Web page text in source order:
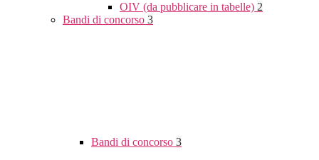
OIV (da pubblicare in tabelle) 2
Bandi di concorso 3
Bandi di concorso 3